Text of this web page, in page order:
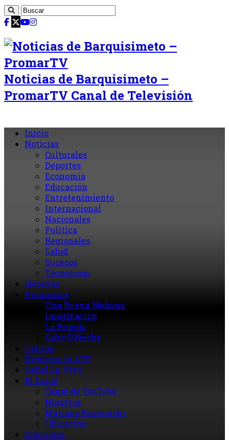
Noticias de Barquisimeto –
PromarTV Canal de Televisión
Inicio
Noticias
Culturales
Deportes
Economia
Educación
Entretenimiento
Internacional
Nacionales
Política
Regionales
Salud
Sucesos
Tecnología
Horarios
Programas
Una Buena Mañana
Imaginación
La Brújula
Gaby D’Noche
Tarifas
Descarga la APP
Señal En Vivo
El Canal
Canal de YouTube
Nosotros
Mariano Kossowski
Ubicación
Contactos